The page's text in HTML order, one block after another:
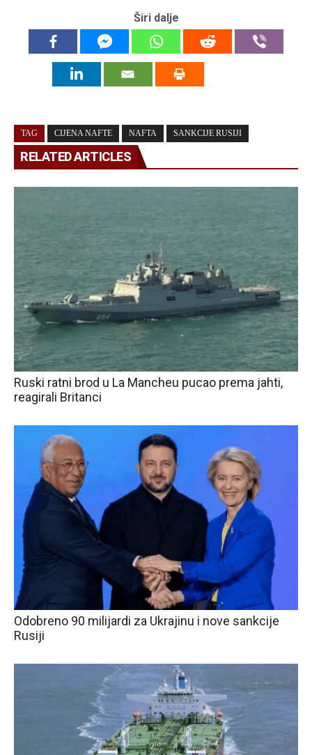
Širi dalje
TAG CIJENA NAFTE NAFTA SANKCIJE RUSIJI
RELATED ARTICLES
Ruski ratni brod u La Mancheu pucao prema jahti,
reagirali Britanci
Odobreno 90 milijardi za Ukrajinu i nove sankcije
Rusiji